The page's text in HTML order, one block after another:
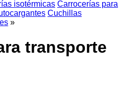
isotérmicas Carrocerías para
Cuchillas
»
transporte